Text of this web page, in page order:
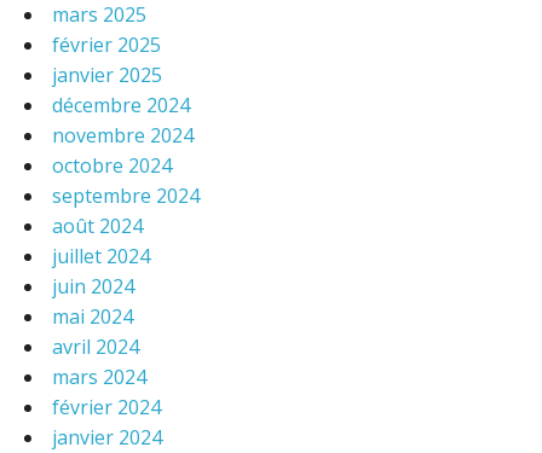
mars 2025
février 2025
janvier 2025
décembre 2024
novembre 2024
octobre 2024
septembre 2024
août 2024
juillet 2024
juin 2024
mai 2024
avril 2024
mars 2024
février 2024
janvier 2024